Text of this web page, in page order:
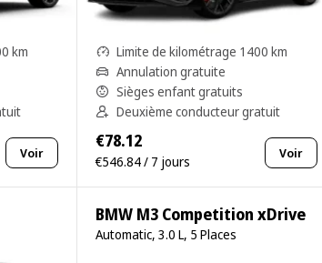
km
Voir
Limite de kilométrage 1400 km
Annulation gratuite
Sièges enfant gratuits
Deuxième conducteur gratuit
€78.12
€546.84 / 7 jours Voir
BMW M3 Competition xDrive
Automatic, 3.0 L, 5 Places